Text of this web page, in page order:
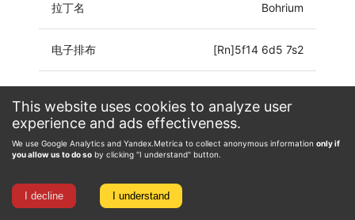
This website uses cookies to analyze user
experience and ads effectiveness.
We use Google Analytics and Yandex.Metrica to collect anonymous information only if
you allow us to do so by clicking "I understand" button.
I decline I understand
拉丁名 Bohrium
电子排布 [Rn]5f14 6d5 7s2